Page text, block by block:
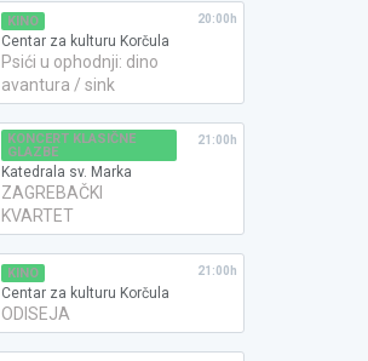
KINO
Centar za kulturu Korčula
Psići u ophodnji: dino
avantura / sink
20:00h
KONCERT KLASIČNE
GLAZBE
Katedrala sv. Marka
ZAGREBAČKI
KVARTET
21:00h
KINO
Centar za kulturu Korčula
ODISEJA
21:00h